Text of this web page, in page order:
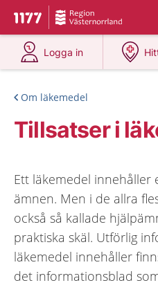
Till startsidan för 1177
Du har valt region
Logga in
på 1177.se
Om läkemedel
Tillsatser i
Ett läkemedel innehåller
ämnen. Men i de allra
också så kallade
praktiska skäl. Utförlig
läkemedel innehåller
det informationsblad